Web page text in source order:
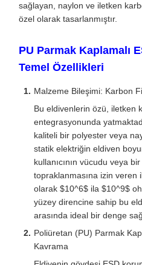
sağlayan, naylon ve iletken
özel olarak tasarlanmıştır.
PU Parmak Kaplamalı
Temel Özellikleri
Malzeme Bileşimi: Karbon
Bu eldivenlerin özü, iletken
entegrasyonunda
kaliteli bir polyester veya
statik elektriğin eldiven
kullanıcının vücudu veya
topraklanmasına izin veren
olarak $10^6$ ila $10^9$
yüzey direncine sahip bu
arasında ideal bir denge
Poliüretan (PU) Parmak
Kavrama